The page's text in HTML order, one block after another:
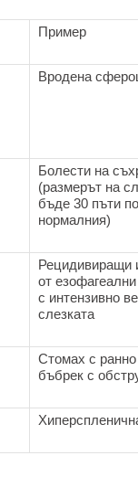
Пример
Вродена
Болести на
(размерът на
бъде 30 пъти
нормалния)
Рецидивиращи
от
с интензивно
слезката
Стомах с
бъбрек с